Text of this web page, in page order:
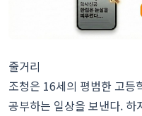
줄거리
조청은 16세의 평범한 고등
공부하는 일상을 보낸다.